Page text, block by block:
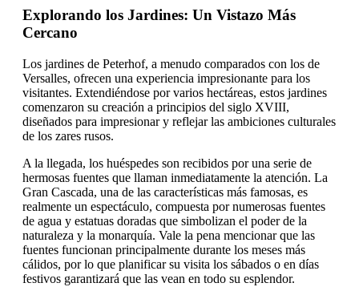
Explorando los Jardines: Un Vistazo Más
Cercano
Los jardines de Peterhof, a menudo comparados con los de
Versalles, ofrecen una experiencia impresionante para los
visitantes. Extendiéndose por varios hectáreas, estos jardines
comenzaron su creación a principios del siglo XVIII,
diseñados para impresionar y reflejar las ambiciones culturales
de los zares rusos.
A la llegada, los huéspedes son recibidos por una serie de
hermosas fuentes que llaman inmediatamente la atención. La
Gran Cascada, una de las características más famosas, es
realmente un espectáculo, compuesta por numerosas fuentes
de agua y estatuas doradas que simbolizan el poder de la
naturaleza y la monarquía. Vale la pena mencionar que las
fuentes funcionan principalmente durante los meses más
cálidos, por lo que planificar su visita los sábados o en días
festivos garantizará que las vean en todo su esplendor.